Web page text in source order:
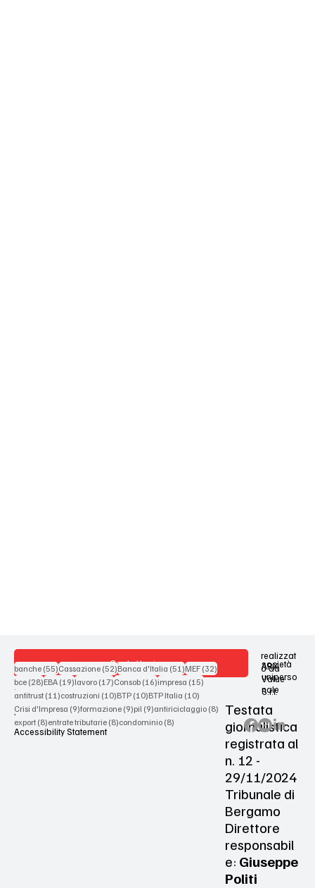
Contattaci
Terms & Conditions
Privacy Policy
Accessibility Statement
realizzat
o da
società
uniperso
nale
ARX
Value
S.r.l.
Testata
giornalistica
registrata al
n. 12 -
29/11/2024
Tribunale di
Bergamo
Direttore
responsabil
e: Giuseppe
Politi
banche (55)55 post
Cassazione (52)52 post
Banca d'Italia (51)51 post
MEF (32)32 post
bce (28)28 post
EBA (19)19 post
lavoro (17)17 post
Consob (16)16 post
impresa (15)15 post
antitrust (11)11 post
costruzioni (10)10 post
BTP (10)10 post
BTP Italia (10)10 post
Crisi d'Impresa (9)9 post
formazione (9)9 post
pil (9)9 post
antiriciclaggio (8)8 post
export (8)8 post
entrate tributarie (8)8 post
condominio (8)8 post